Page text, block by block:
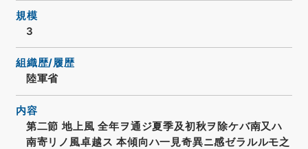
規模
3
組織歴/履歴
陸軍省
内容
第二節 地上風 全年ヲ通ジ夏季及初秋ヲ除ケバ南又ハ
南寄リノ風卓越ス 本傾向ハ一見奇異ニ感ゼラルルモ之